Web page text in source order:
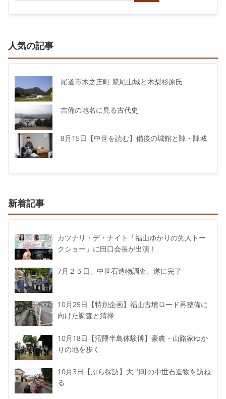
人気の記事
尾道市木之庄町 鷲尾山城と木梨杉原氏
吉備の地名に見る古代史
8月15日【中世を読む】備後の城館と陣・陣城
新着記事
カツナリ・デ・ナイト「福山ゆかりの先人トー
クショー」に田口会長が出演！
7月２５日、中世石造物調査、遂に完了
10月25日【特別企画】福山古墳ロード再整備に
向けた調査と清掃
10月18日【沼隈半島体験博】豪農・山路家ゆか
りの地を歩く
10月3日【ぶら探訪】大門町の中世石造物を訪ね
る